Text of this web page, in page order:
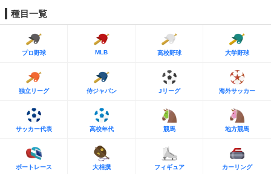
種目一覧
プロ野球 MLB 高校野球 大学野球
独立リーグ 侍ジャパン Jリーグ 海外サッカー
サッカー代表 高校年代 競馬 地方競馬
ボートレース 大相撲 フィギュア カーリング